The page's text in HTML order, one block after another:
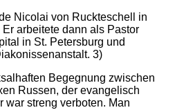
Nicolai von Ruckteschell in
arbeitete dann als Pastor
in St. Petersburg und
3)
Begegnung zwischen
Russen, der evangelisch
war streng verboten. Man